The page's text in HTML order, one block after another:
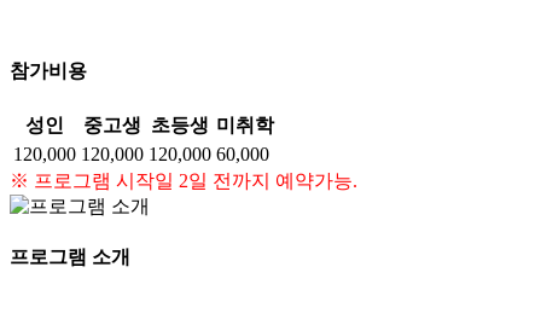
참가비용
성인 중고생 초등생 미취학
120,000 120,000 120,000 60,000
※ 프로그램 시작일 2일 전까지 예약가능.
프로그램 소개